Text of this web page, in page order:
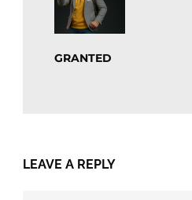
GRANTED
LEAVE A REPLY